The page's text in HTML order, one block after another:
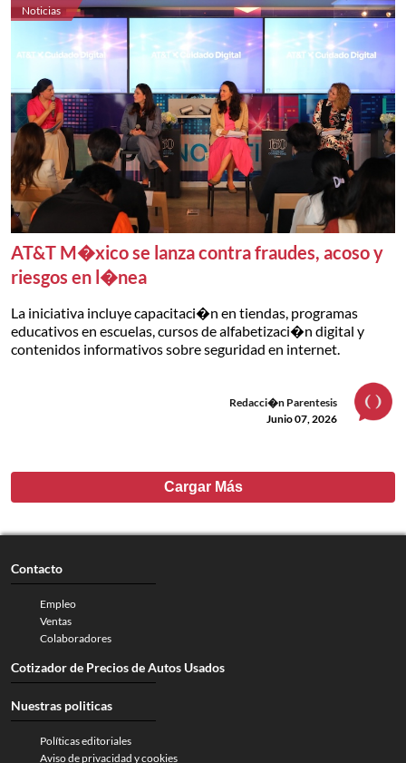
Noticias
AT&T M�xico se lanza contra fraudes, acoso y
riesgos en l�nea
La iniciativa incluye capacitaci�n en tiendas, programas
educativos en escuelas, cursos de alfabetizaci�n digital y
contenidos informativos sobre seguridad en internet.
Redacci�n Parentesis
Junio 07, 2026
Cargar Más
Contacto
Empleo
Ventas
Colaboradores
Cotizador de Precios de Autos Usados
Nuestras politicas
Políticas editoriales
Aviso de privacidad y cookies